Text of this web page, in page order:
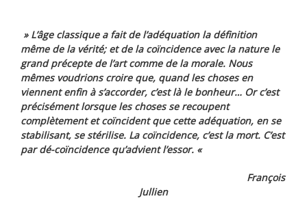
» L’âge classique a fait de l’adéquation la définition
même de la vérité; et de la coïncidence avec la nature le
grand précepte de l’art comme de la morale. Nous
mêmes voudrions croire que, quand les choses en
viennent enfin à s’accorder, c’est là le bonheur… Or c’est
précisément lorsque les choses se recoupent
complètement et coïncident que cette adéquation, en se
stabilisant, se stérilise. La coïncidence, c’est la mort. C’est
par dé-coïncidence qu’advient l’essor. «
François
Jullien